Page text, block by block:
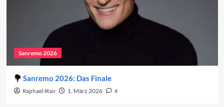
Sanremo 2026
Sanremo 2026: Das Finale
Raphael Mair 1. März 2026 4